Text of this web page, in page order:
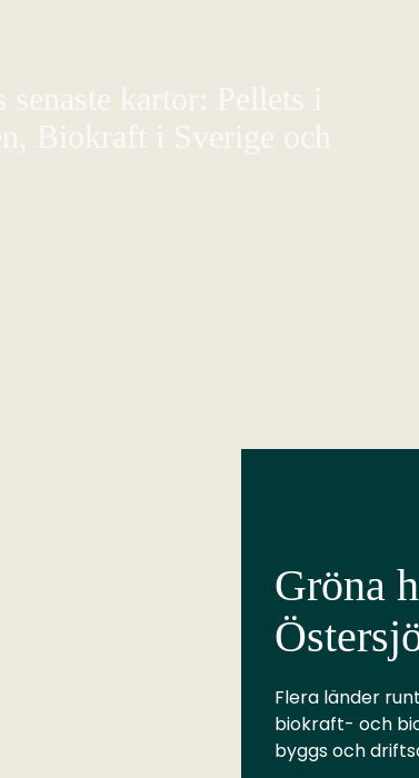
kartor: Pellets i
Biokraft i Sverige och
Gröna
Flera länder
biokraft- och
byggs och